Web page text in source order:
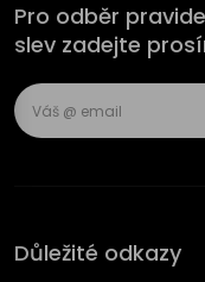
Pro odběr
slev zadejte
Důležité odkazy